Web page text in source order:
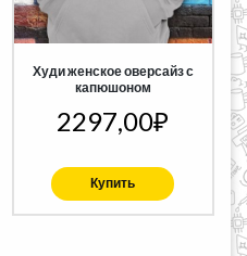
Худи женское оверсайз с
капюшоном
2297,00₽
Купить